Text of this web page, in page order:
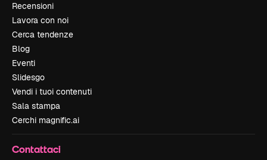
Recensioni
Lavora con noi
Cerca tendenze
Blog
Eventi
Slidesgo
Vendi i tuoi contenuti
Sala stampa
Cerchi magnific.ai
Contattaci